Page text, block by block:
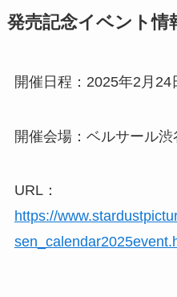
発売記念イベント情
開催日程：2025年2月24
開催会場：ベルサール
URL：
https://